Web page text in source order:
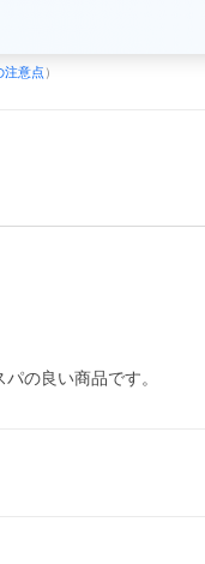
注意点 ）
の良い商品です。